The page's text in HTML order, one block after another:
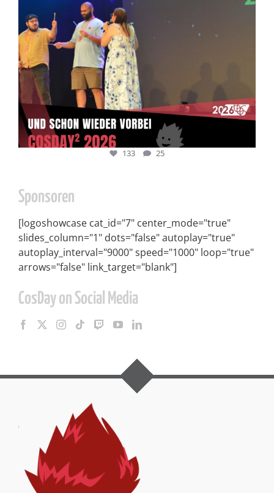
133 25
Sponsoren
[logoshowcase cat_id="7" center_mode="true"
slides_column="1" dots="false" autoplay="true"
autoplay_interval="9000" speed="1000" loop="true"
arrows="false" link_target="blank"]
CosDay on Social Media